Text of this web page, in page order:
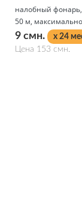
налобный
50 м,
9 смн.
x 24
Цена 153 смн.